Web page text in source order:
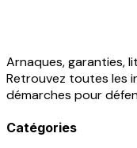
Arnaques, garanties,
Retrouvez toutes les
démarches pour
Catégories